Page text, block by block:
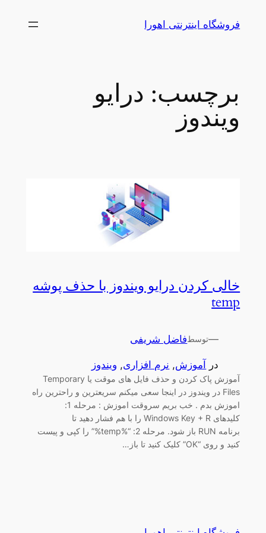
فروشگاه اینترنتی اهورا
برچسب: درایو
ویندوز
خالی کردن درایو ویندوز با حذف پوشه
temp
—توسطفاضل شریفی
در آموزش, نرم افزاری, ویندوز
آموزش پاک کردن و حذف فایل های موقت یا Temporary
Files در ویندوز در اینجا سعی میکنم سریعترین و راحترین راه
اموزش بدم . خب بریم سروقت اموزش : مرحله 1:
کلیدهای Windows Key + R را با هم فشار دهید تا
برنامه RUN باز شود. مرحله 2: “%temp%” را کپی و پیست
کنید و روی “OK” کلیک کنید تا باز…